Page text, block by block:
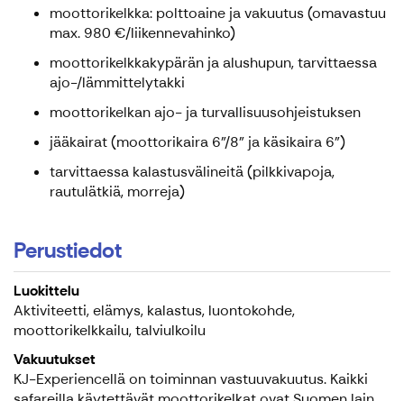
moottorikelkka: polttoaine ja vakuutus (omavastuu
max. 980 €/liikennevahinko)
moottorikelkkakypärän ja alushupun, tarvittaessa
ajo-/lämmittelytakki
moottorikelkan ajo- ja turvallisuusohjeistuksen
jääkairat (moottorikaira 6"/8" ja käsikaira 6")
tarvittaessa kalastusvälineitä (pilkkivapoja,
rautulätkiä, morreja)
Perustiedot
Luokittelu
Aktiviteetti, elämys, kalastus, luontokohde,
moottorikelkkailu, talviulkoilu
Vakuutukset
KJ-Experiencellä on toiminnan vastuuvakuutus. Kaikki